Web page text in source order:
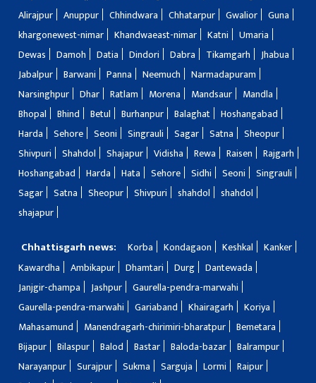
Alirajpur
Anuppur Chhindwara Chhatarpur Gwalior
Guna
khargonewest-nimar
Khandwaeast-nimar Katni
Umaria
Dewas
Damoh Datia Dindori Dabra Tikamgarh
Jhabua
Jabalpur
Barwani Panna Neemuch
Narmadapuram
Narsinghpur
Dhar Ratlam Morena Mandsaur
Mandla
Bhopal
Bhind Betul Burhanpur Balaghat
Hoshangabad
Harda
Sehore Seoni Singrauli Sagar Satna
Sheopur
Shivpuri
Shahdol Shajapur Vidisha Rewa Raisen
Rajgarh
Hoshangabad
Harda Hata Sehore Sidhi Seoni
Singrauli
Sagar
Satna Sheopur Shivpuri shahdol
shahdol
shajapur
Chhattisgarh news: Korba Kondagaon Keshkal
Kanker
Kawardha
Ambikapur Dhamtari Durg
Dantewada
Janjgir-champa
Jashpur
Gaurella-pendra-marwahi
Gaurella-pendra-marwahi
Gariaband Khairagarh
Koriya
Mahasamund
Manendragarh-chirimiri-bharatpur
Bemetara
Bijapur
Bilaspur Balod Bastar Baloda-bazar
Balrampur
Narayanpur
Surajpur Sukma Sarguja Lormi
Raipur